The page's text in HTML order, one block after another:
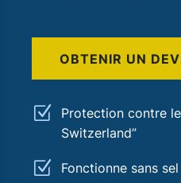
OBTENIR UN
Z
Protection contre
Switzerland”
Z Fonctionne sans